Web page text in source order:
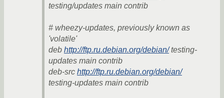
testing/updates main contrib
# wheezy-updates, previously known as
'volatile'
deb http://ftp.ru.debian.org/debian/testing-
updates main contrib
deb-src http://ftp.ru.debian.org/debian/
testing-updates main contrib